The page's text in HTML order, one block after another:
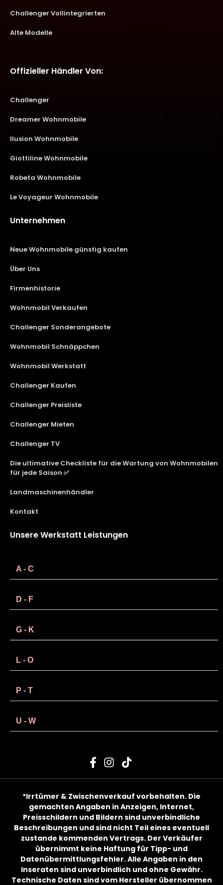
Challenger Vollintegrierten
Alte Modelle
Offizieller Händler Von:
Challenger
Dreamer Wohnmobile
Ilusion Wohnmobile
Giottiline Wohnmobile
Robeta Wohnmobile
Le Voyageur Wohnmobile
Unternehmen
Neue Wohnmobile günstig kaufen
Über Uns
Firmenhistorie
Wohnmobil Verkaufen
Challenger Sonderangebote
Wohnmobil Schnäppchen
Wohnmobil Werkstatt
Challenger Kaufen
Challenger Preisliste
Challenger Mieten
Challenger TV
Die ultimative Checkliste für die Wartung von Wohnmobilen
für jede Saison ✅
Landmaschinenhändler
Kontakt
Unsere Werkstatt Leistungen
A - C
D - F
G - K
L - O
P - T
U - W
*Irrtümer & Zwischenverkauf vorbehalten. Die
gemachten Angaben in Anzeigen, Internet,
Preisschildern und Bildern sind unverbindliche
Beschreibungen und sind nicht Teil eines eventuell
zustande kommenden Vertrags. Der Verkäufer
übernimmt keine Haftung für Tipp- und
Datenübermittlungsfehler. Alle Angaben in den
Inseraten sind unverbindlich und ohne Gewähr.
Technische Daten sind vom Hersteller übernommen